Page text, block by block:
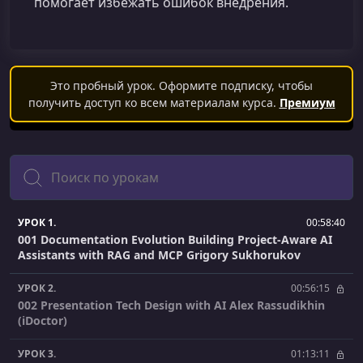
Это пробный урок. Оформите подписку, чтобы
получить доступ ко всем материалам курса. Премиум
Поиск
УРОК 1. 00:58:40
001 Documentation Evolution Building Project-Aware AI
Assistants with RAG and MCP Grigory Sukhorukov
УРОК 2. 00:56:15
002 Presentation Tech Design with AI Alex Rassudikhin
(iDoctor)
УРОК 3. 01:13:11